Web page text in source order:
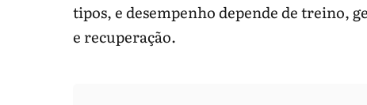
tipos, e desempenho depende de treino,
e recuperação.